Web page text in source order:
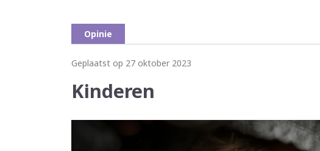
Opinie
Geplaatst op 27 oktober 2023
Kinderen